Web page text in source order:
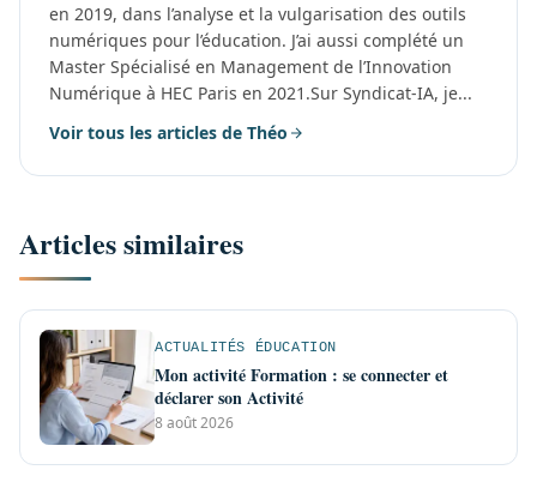
en 2019, dans l’analyse et la vulgarisation des outils
numériques pour l’éducation. J’ai aussi complété un
Master Spécialisé en Management de l’Innovation
Numérique à HEC Paris en 2021.Sur Syndicat-IA, je...
Voir tous les articles de Théo
Articles similaires
ACTUALITÉS ÉDUCATION
Mon activité Formation : se connecter et
déclarer son Activité
8 août 2026